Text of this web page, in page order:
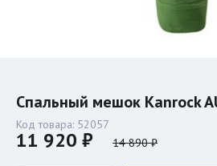
Спальный мешок Kanrock
Код товара: 52057
11 920 ₽ 14 890 ₽